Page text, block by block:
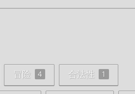
冒险 4 合法性 1